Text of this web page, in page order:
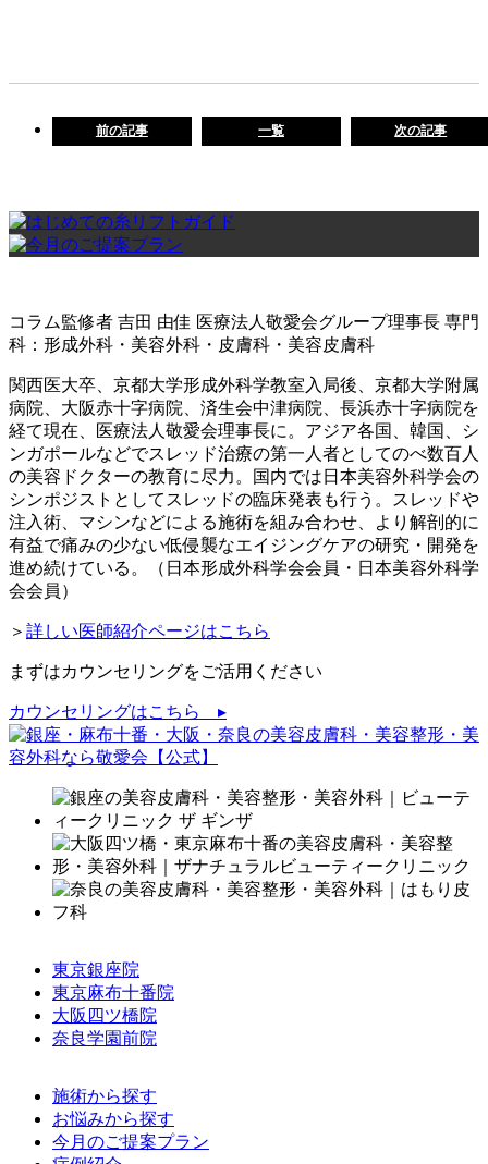
前の記事 一覧 次の記事
コラム監修者 吉田 由佳 医療法人敬愛会グループ理事長 専門
科：形成外科・美容外科・皮膚科・美容皮膚科
関西医大卒、京都大学形成外科学教室入局後、京都大学附属
病院、大阪赤十字病院、済生会中津病院、長浜赤十字病院を
経て現在、医療法人敬愛会理事長に。アジア各国、韓国、シ
ンガポールなどでスレッド治療の第一人者としてのべ数百人
の美容ドクターの教育に尽力。国内では日本美容外科学会の
シンポジストとしてスレッドの臨床発表も行う。スレッドや
注入術、マシンなどによる施術を組み合わせ、より解剖的に
有益で痛みの少ない低侵襲なエイジングケアの研究・開発を
進め続けている。（日本形成外科学会会員・日本美容外科学
会会員）
＞ 詳しい医師紹介ページはこちら
まずはカウンセリングをご活用ください
カウンセリングはこちら ▸
東京銀座院
東京麻布十番院
大阪四ツ橋院
奈良学園前院
施術から探す
お悩みから探す
今月のご提案プラン